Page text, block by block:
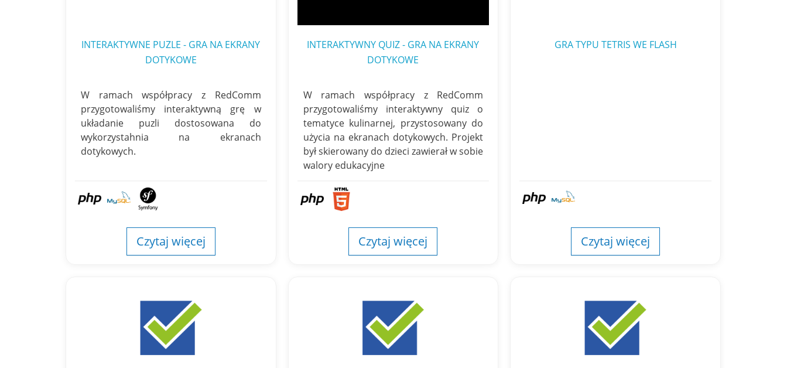
INTERAKTYWNE PUZLE - GRA NA EKRANY
DOTYKOWE
W ramach współpracy z RedComm
przygotowaliśmy interaktywną grę w
układanie puzli dostosowana do
wykorzystahnia na ekranach
dotykowych.
Czytaj więcej
INTERAKTYWNY QUIZ - GRA NA EKRANY
DOTYKOWE
W ramach współpracy z RedComm
przygotowaliśmy interaktywny quiz o
tematyce kulinarnej, przystosowany do
użycia na ekranach dotykowych. Projekt
był skierowany do dzieci zawierał w sobie
walory edukacyjne
Czytaj więcej
GRA TYPU TETRIS WE FLASH
Czytaj więcej